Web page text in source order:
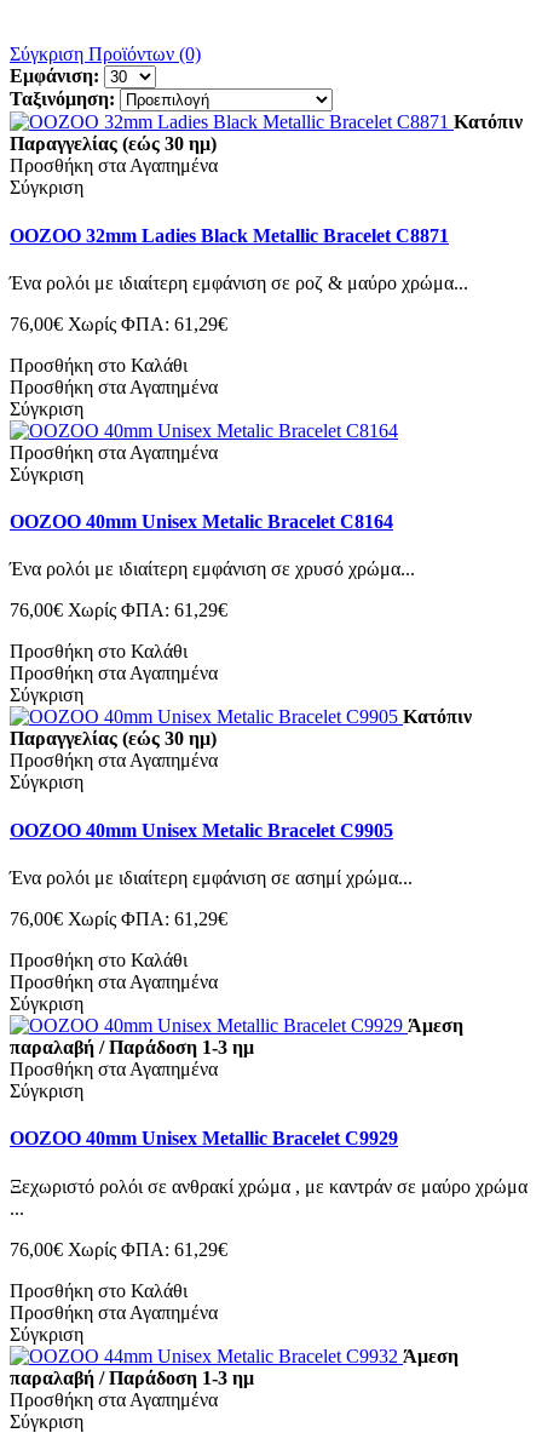
Σύγκριση Προϊόντων (0)
Εμφάνιση:
Ταξινόμηση:
Κατόπιν
Παραγγελίας (εώς 30 ημ)
Προσθήκη στα Αγαπημένα
Σύγκριση
OOZOO 32mm Ladies Black Metallic Bracelet C8871
Ένα ρολόι με ιδιαίτερη εμφάνιση σε ροζ & μαύρο χρώμα...
76,00€ Χωρίς ΦΠΑ: 61,29€
Προσθήκη στο Καλάθι
Προσθήκη στα Αγαπημένα
Σύγκριση
Προσθήκη στα Αγαπημένα
Σύγκριση
OOZOO 40mm Unisex Metalic Bracelet C8164
Ένα ρολόι με ιδιαίτερη εμφάνιση σε χρυσό χρώμα...
76,00€ Χωρίς ΦΠΑ: 61,29€
Προσθήκη στο Καλάθι
Προσθήκη στα Αγαπημένα
Σύγκριση
Κατόπιν
Παραγγελίας (εώς 30 ημ)
Προσθήκη στα Αγαπημένα
Σύγκριση
OOZOO 40mm Unisex Metalic Bracelet C9905
Ένα ρολόι με ιδιαίτερη εμφάνιση σε ασημί χρώμα...
76,00€ Χωρίς ΦΠΑ: 61,29€
Προσθήκη στο Καλάθι
Προσθήκη στα Αγαπημένα
Σύγκριση
Άμεση
παραλαβή / Παράδοση 1-3 ημ
Προσθήκη στα Αγαπημένα
Σύγκριση
OOZOO 40mm Unisex Metallic Bracelet C9929
Ξεχωριστό ρολόι σε ανθρακί χρώμα , με καντράν σε μαύρο χρώμα
...
76,00€ Χωρίς ΦΠΑ: 61,29€
Προσθήκη στο Καλάθι
Προσθήκη στα Αγαπημένα
Σύγκριση
Άμεση
παραλαβή / Παράδοση 1-3 ημ
Προσθήκη στα Αγαπημένα
Σύγκριση